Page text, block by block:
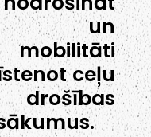
un
ceļu